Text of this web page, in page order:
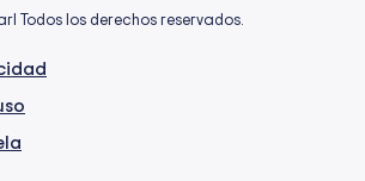
Todos los derechos reservados.